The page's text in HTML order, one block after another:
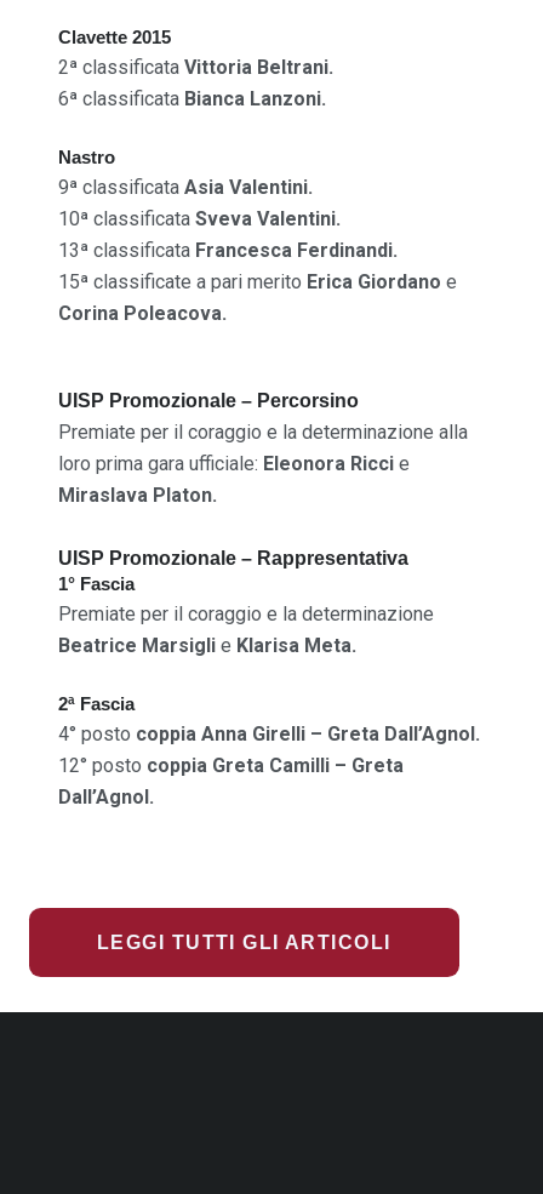
Clavette 2015
2ª classificata Vittoria Beltrani.
6ª classificata Bianca Lanzoni.
Nastro
9ª classificata Asia Valentini.
10ª classificata Sveva Valentini.
13ª classificata Francesca Ferdinandi.
15ª classificate a pari merito Erica Giordano e
Corina Poleacova.
UISP Promozionale – Percorsino
Premiate per il coraggio e la determinazione alla
loro prima gara ufficiale: Eleonora Ricci e
Miraslava Platon.
UISP Promozionale – Rappresentativa
1° Fascia
Premiate per il coraggio e la determinazione
Beatrice Marsigli e Klarisa Meta.
2ª Fascia
4° posto coppia Anna Girelli – Greta Dall’Agnol.
12° posto coppia Greta Camilli – Greta
Dall’Agnol.
LEGGI TUTTI GLI ARTICOLI